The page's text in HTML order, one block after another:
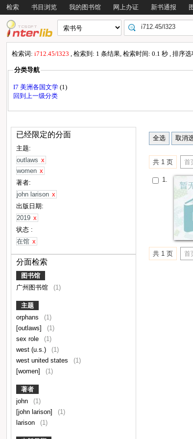
检索 书目浏览 我的图书馆 网上办证 新书通报
检索词:i712.45/l323, 检索到: 1 条结果, 检索时间: 0.1 秒 , 排序选
分类导航
I7 美洲各国文学(1)
回到上一级分类
已经限定的分面
主题:
outlaws x
women x
著者:
john larison x
出版日期:
2019 x
状态 :
在馆 x
分面检索
图书馆
广州图书馆
(1)
主题
orphans
(1)
[outlaws]
(1)
sex role
(1)
west (u.s.)
(1)
west united states
(1)
[women]
(1)
著者
john
(1)
[john larison]
(1)
larison
(1)
共 1 页 首
1.
共 1 页 首